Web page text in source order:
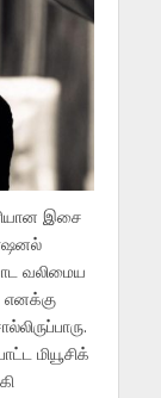
இசை
வலிமைய
மியூசிக்